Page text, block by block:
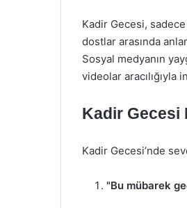
Kadir Gecesi,
dostlar arasında
Sosyal medyanın
videolar
Kadir Gecesi
Kadir Gecesi’nde
"Bu mübarek